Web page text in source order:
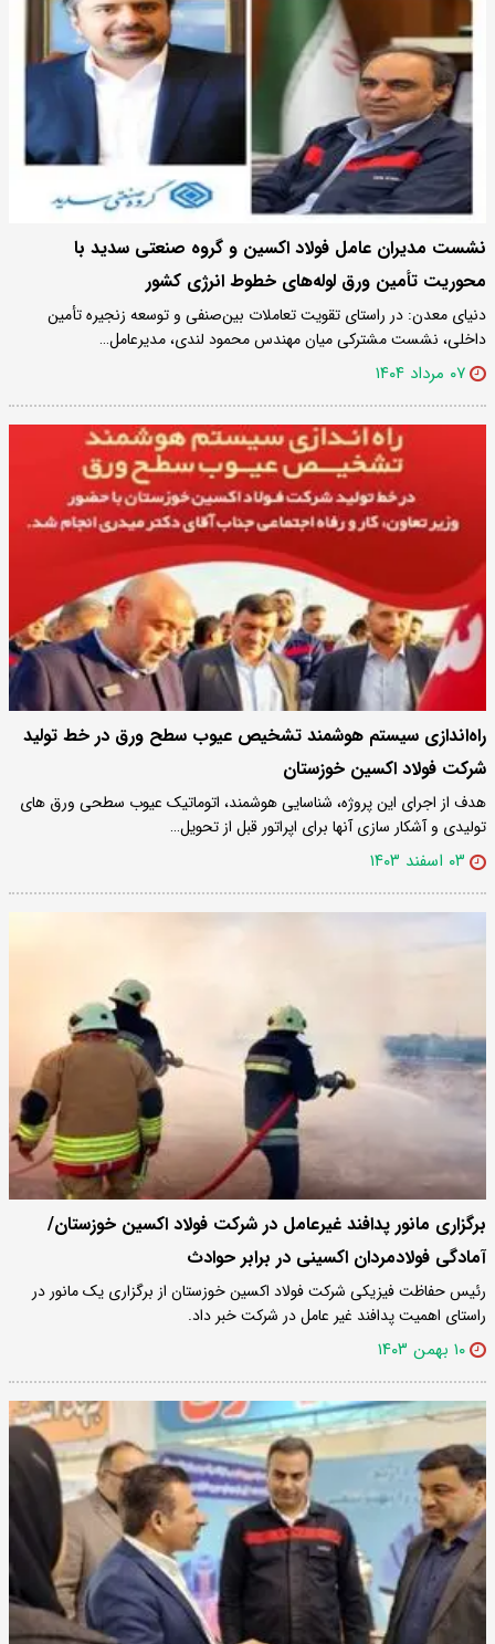
نشست مدیران عامل فولاد اکسین و گروه صنعتی سدید با
محوریت تأمین ورق لوله‌های خطوط انرژی کشور
دنیای معدن: در راستای تقویت تعاملات بین‌صنفی و توسعه زنجیره تأمین
داخلی، نشست مشترکی میان مهندس محمود لندی، مدیرعامل…
۰۷ مرداد ۱۴۰۴
راه‌اندازی سیستم هوشمند تشخیص عیوب سطح ورق در خط تولید
شرکت فولاد اکسین خوزستان
هدف از اجرای این پروژه، شناسایی هوشمند، اتوماتیک عیوب سطحی ورق های
تولیدی و آشکار سازی آنها برای اپراتور قبل از تحویل…
۰۳ اسفند ۱۴۰۳
برگزاری مانور پدافند غیرعامل در شرکت فولاد اکسین خوزستان/
آمادگی فولادمردان اکسینی در برابر حوادث
رئیس حفاظت فیزیکی شرکت فولاد اکسین خوزستان از برگزاری یک مانور در
راستای اهمیت پدافند غیر عامل در شرکت خبر داد.
۱۰ بهمن ۱۴۰۳